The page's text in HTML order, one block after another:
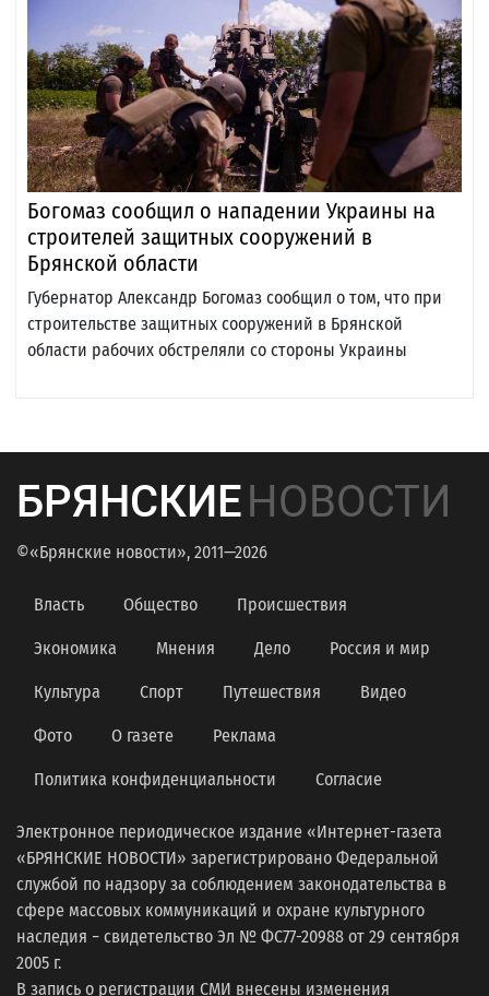
Богомаз сообщил о нападении Украины на
строителей защитных сооружений в
Брянской области
Губернатор Александр Богомаз сообщил о том, что при
строительстве защитных сооружений в Брянской
области рабочих обстреляли со стороны Украины
БРЯНСКИЕНОВОСТИ
©«Брянские новости», 2011—2026
Власть Общество Происшествия
Экономика Мнения Дело Россия и мир
Культура Спорт Путешествия Видео
Фото О газете Реклама
Политика конфиденциальности Согласие
Электронное периодическое издание «Интернет-газета
«БРЯНСКИЕ НОВОСТИ» зарегистрировано Федеральной
службой по надзору за соблюдением законодательства в
сфере массовых коммуникаций и охране культурного
наследия − свидетельство Эл № ФС77-20988 от 29 сентября
2005 г.
В запись о регистрации СМИ внесены изменения